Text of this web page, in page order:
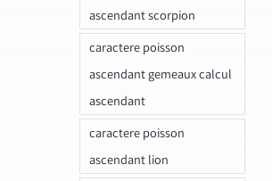
ascendant scorpion
caractere poisson
ascendant gemeaux calcul
ascendant
caractere poisson
ascendant lion